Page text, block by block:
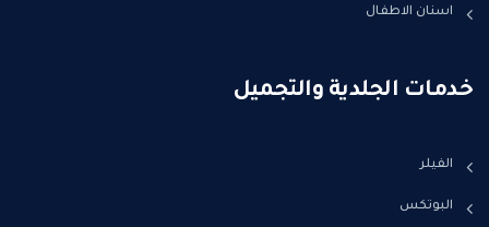
اسنان الاطفال
خدمات الجلدية والتجميل
الفيلر
البوتكس